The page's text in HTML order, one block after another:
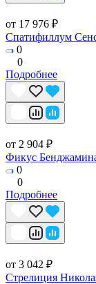
от 17 976 ₽
Спатифиллум
0
0
Подробнее
от 2 904 ₽
Фикус
0
0
Подробнее
от 3 042 ₽
Стрелиция